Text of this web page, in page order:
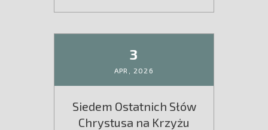
3
APR, 2026
Siedem Ostatnich Słów
Chrystusa na Krzyżu